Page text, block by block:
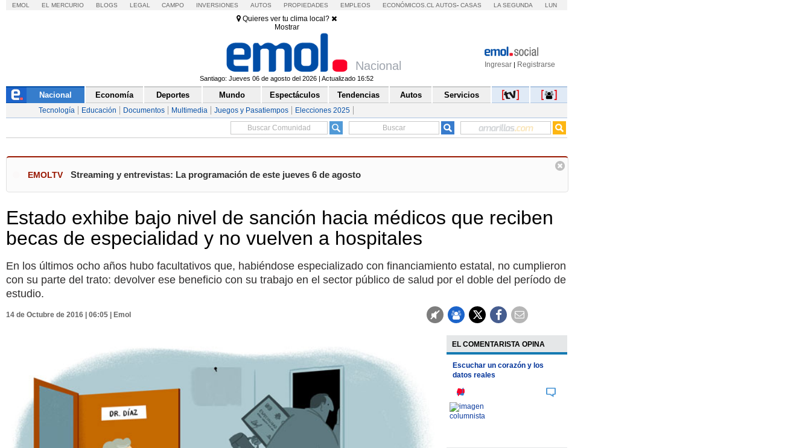
EMOL EL MERCURIO BLOGS LEGAL CAMPO INVERSIONES AUTOS PROPIEDADES EMPLEOS ECONÓMICOS.CL AUTOS- CASAS LA SEGUNDA LUN
Quieres ver tu clima local?
Mostrar
Ingresar | Registrarse
Nacional
Santiago: Jueves 06 de agosto del 2026 | Actualizado 16:52
Nacional Economía Deportes Mundo Espectáculos Tendencias Autos Servicios
Tecnología Educación Documentos Multimedia Juegos y Pasatiempos Elecciones 2025
EMOLTV Streaming y entrevistas: La programación de este jueves 6 de agosto
Estado exhibe bajo nivel de sanción hacia médicos que reciben
becas de especialidad y no vuelven a hospitales
En los últimos ocho años hubo facultativos que, habiéndose especializado con financiamiento estatal, no cumplieron
con su parte del trato: devolver ese beneficio con su trabajo en el sector público de salud por el doble del período de
estudio.
14 de Octubre de 2016 | 06:05 | Emol
EL COMENTARISTA OPINA
Escuchar un corazón y los
datos reales